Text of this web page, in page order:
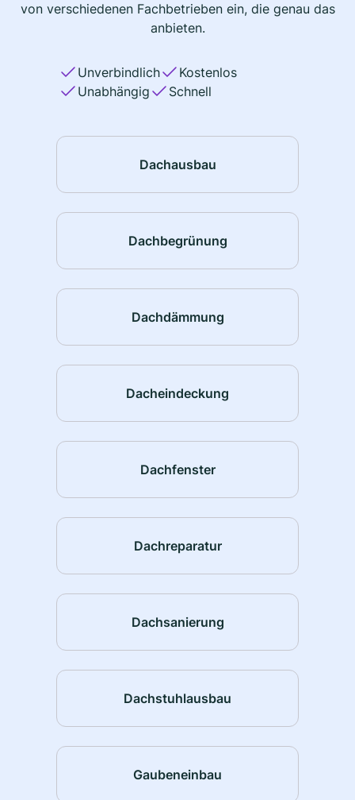
von verschiedenen Fachbetrieben ein, die genau das
anbieten.
Unverbindlich
Kostenlos
Unabhängig
Schnell
Dachausbau
Dachbegrünung
Dachdämmung
Dacheindeckung
Dachfenster
Dachreparatur
Dachsanierung
Dachstuhlausbau
Gaubeneinbau